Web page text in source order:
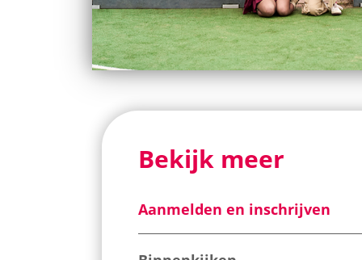
Bekijk meer
Aanmelden en inschrijven